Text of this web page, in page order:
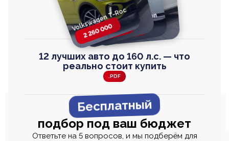
Volkswagen T-Roc
2 260 000
Toyota Harrier
2 820 000
Honda Step Wagon
2 820 000
Volkswagen
TAYRON
2 670 000
12 лучших авто до 160 л.с. — что
реально стоит купить
.PDF
Бесплатный
подбор под ваш бюджет
Ответьте на 5 вопросов, и мы подберём для